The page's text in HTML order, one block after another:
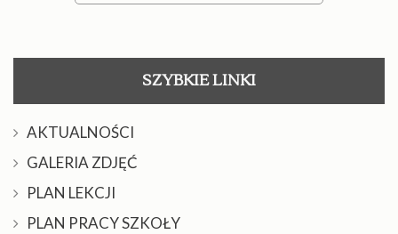
SZYBKIE LINKI
AKTUALNOŚCI
GALERIA ZDJĘĆ
PLAN LEKCJI
PLAN PRACY SZKOŁY